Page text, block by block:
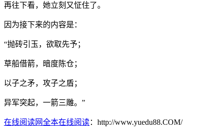
再往下看，她立刻又怔住了。
因为接下来的内容是：
“抛砖引玉，欲取先予；
草船借箭，暗度陈仓；
以子之矛，攻子之盾；
异军突起，一箭三雕。”
在线阅读网全本在线阅读：http://www.yuedu88.COM/